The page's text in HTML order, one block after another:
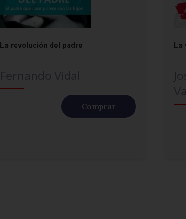
La revolución del padre
Comprar
La